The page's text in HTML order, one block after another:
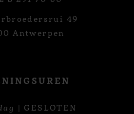
49
Antwerpen
| GESLOTEN